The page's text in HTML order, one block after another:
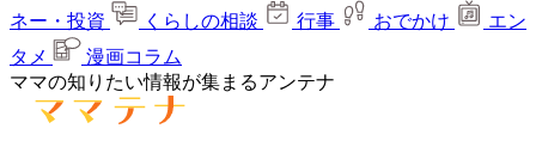
ネー・投資
くらしの相談 行事 おでかけ
エン
タメ
漫画コラム
ママの知りたい情報が集まるアンテナ